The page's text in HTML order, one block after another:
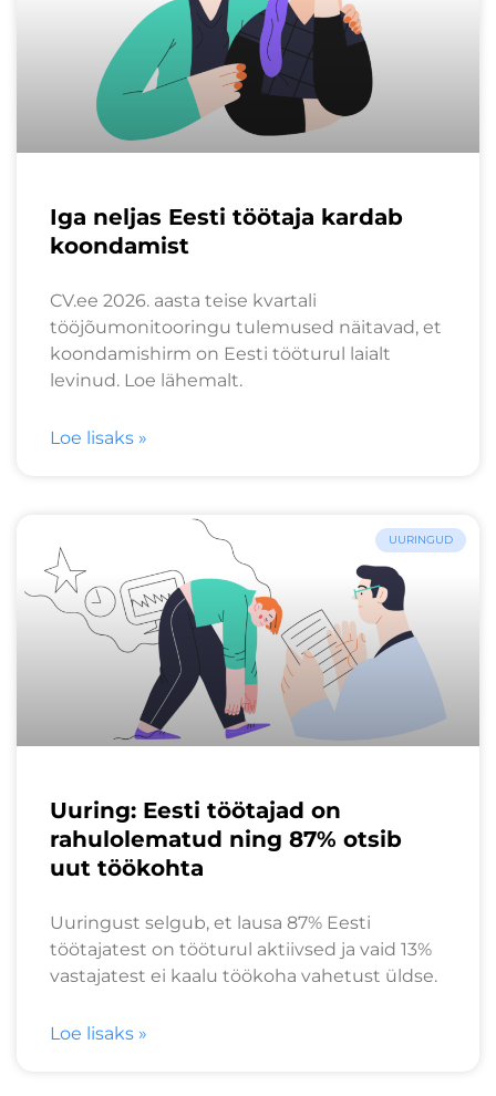
Iga neljas Eesti töötaja kardab
koondamist
CV.ee 2026. aasta teise kvartali
tööjõumonitooringu tulemused näitavad, et
koondamishirm on Eesti tööturul laialt
levinud. Loe lähemalt.
Loe lisaks »
UURINGUD
Uuring: Eesti töötajad on
rahulolematud ning 87% otsib
uut töökohta
Uuringust selgub, et lausa 87% Eesti
töötajatest on tööturul aktiivsed ja vaid 13%
vastajatest ei kaalu töökoha vahetust üldse.
Loe lisaks »